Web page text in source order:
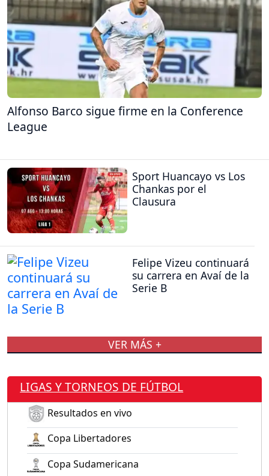
Alfonso Barco sigue firme en la Conference
League
Sport Huancayo vs Los
Chankas por el
Clausura
Felipe Vizeu continuará
su carrera en Avaí de la
Serie B
VER MÁS +
LIGAS Y TORNEOS DE FÚTBOL
Resultados en vivo
Copa Libertadores
Copa Sudamericana